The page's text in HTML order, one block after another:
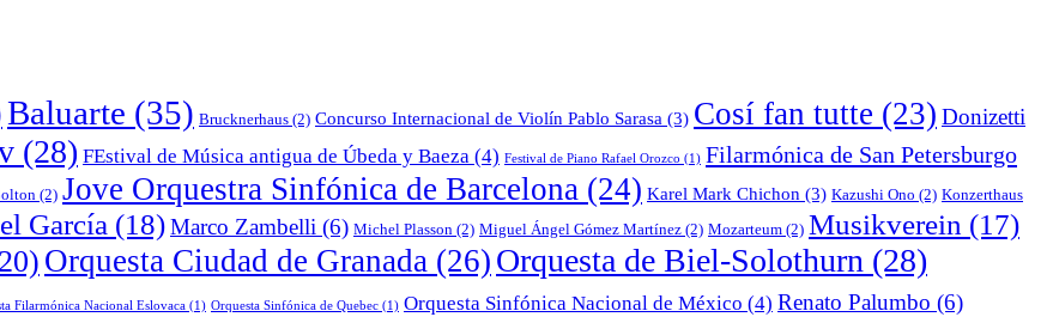
Baluarte (35) Brucknerhaus (2) Concurso Internacional de Violín Pablo Sarasa (3) Cosí fan tutte (23) Donizetti
(28) FEstival de Música antigua de Úbeda y Baeza (4) Festival de Piano Rafael Orozco (1) Filarmónica de San Petersburgo
(2) Jove Orquestra Sinfónica de Barcelona (24) Karel Mark Chichon (3) Kazushi Ono (2) Konzerthaus
García (18)Marco Zambelli (6) Michel Plasson (2) Miguel Ángel Gómez Martínez (2) Mozarteum (2) Musikverein (17)
Orquesta Ciudad de Granada (26) Orquesta de Biel-Solothurn (28)
Filarmónica Nacional Eslovaca (1) Orquesta Sinfónica de Quebec (1) Orquesta Sinfónica Nacional de México (4) Renato Palumbo (6)